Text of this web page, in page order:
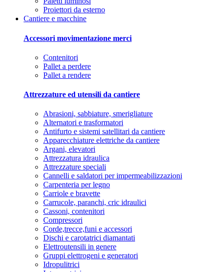
Proiettori da esterno
Cantiere e macchine
Accessori movimentazione merci
Contenitori
Pallet a perdere
Pallet a rendere
Attrezzature ed utensili da cantiere
Abrasioni, sabbiature, smerigliature
Alternatori e trasformatori
Antifurto e sistemi satellitari da cantiere
Apparecchiature elettriche da cantiere
Argani, elevatori
Attrezzatura idraulica
Attrezzature speciali
Cannelli e saldatori per impermeabilizzazioni
Carpenteria per legno
Carriole e bravette
Carrucole, paranchi, cric idraulici
Cassoni, contenitori
Compressori
Corde,trecce,funi e accessori
Dischi e carotatrici diamantati
Elettroutensili in genere
Gruppi elettrogeni e generatori
Idropulitrici